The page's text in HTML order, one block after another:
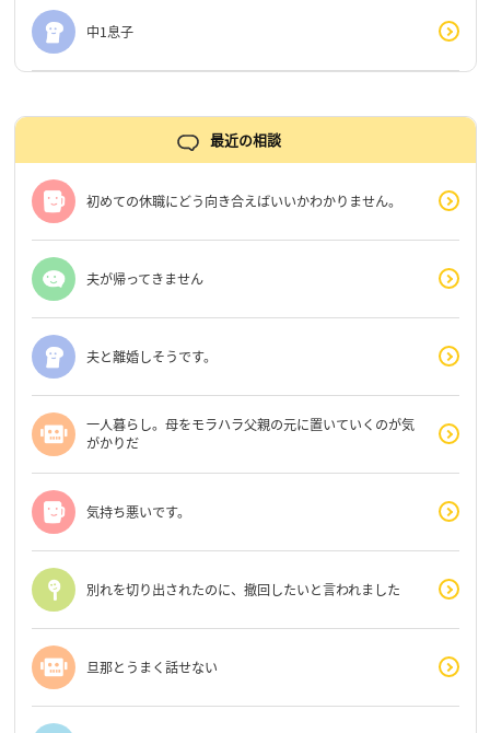
中1息子
最近の相談
初めての休職にどう向き合えばいいかわかりません。
夫が帰ってきません
夫と離婚しそうです。
一人暮らし。母をモラハラ父親の元に置いていくのが気
がかりだ
気持ち悪いです。
別れを切り出されたのに、撤回したいと言われました
旦那とうまく話せない